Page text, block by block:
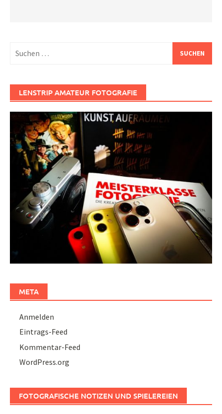
nach:
LENSTRIP AMATEUR FOTOGRAFIE
META
Anmelden
Eintrags-Feed
Kommentar-Feed
WordPress.org
FOTOGRAFISCHE NOTIZEN UND SPIELEREIEN